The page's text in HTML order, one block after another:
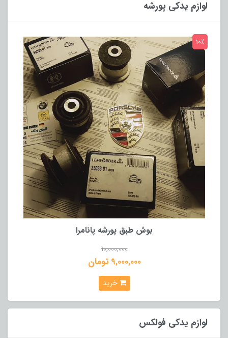
لوازم یدکی پورشه
بوش طبق پورشه پانامرا
10,000,000
9,000,000 تومان
10٪
خرید
لوازم یدکی فولکس